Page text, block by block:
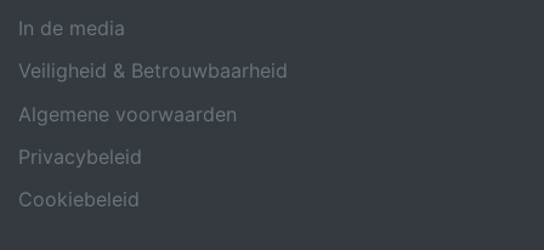
In de media
Veiligheid & Betrouwbaarheid
Algemene voorwaarden
Privacybeleid
Cookiebeleid